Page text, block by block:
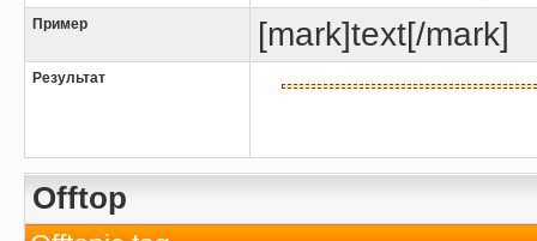
Пример [mark]text[/mark]
Результат
Offtop